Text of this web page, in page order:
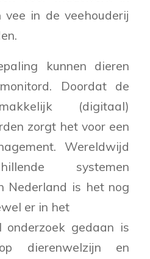
in de veehouderij
kunnen dieren
Doordat de
(digitaal)
zorgt het voor een
Wereldwijd
systemen
Nederland is het nog
er in het
onderzoek gedaan is
dierenwelzijn en